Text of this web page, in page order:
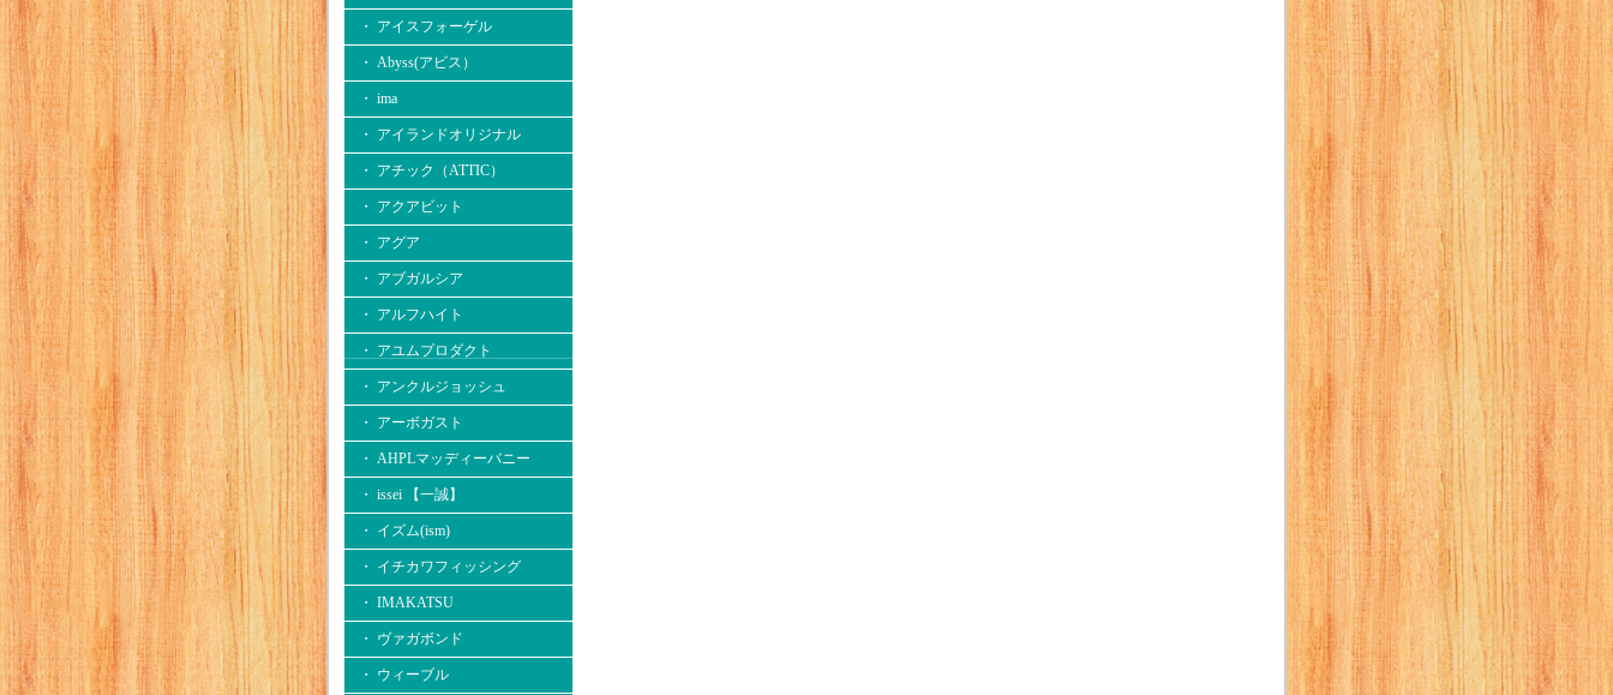
・ アイスフォーゲル
・ Abyss(アビス）
・ ima
・ アイランドオリジナル
・ アチック（ATTIC）
・ アクアビット
・ アグア
・ アブガルシア
・ アルフハイト
・ アユムプロダクト
・ アンクルジョッシュ
・ アーボガスト
・ AHPLマッディーバニー
・ issei 【一誠】
・ イズム(ism)
・ イチカワフィッシング
・ IMAKATSU
・ ヴァガボンド
・ ウィーブル